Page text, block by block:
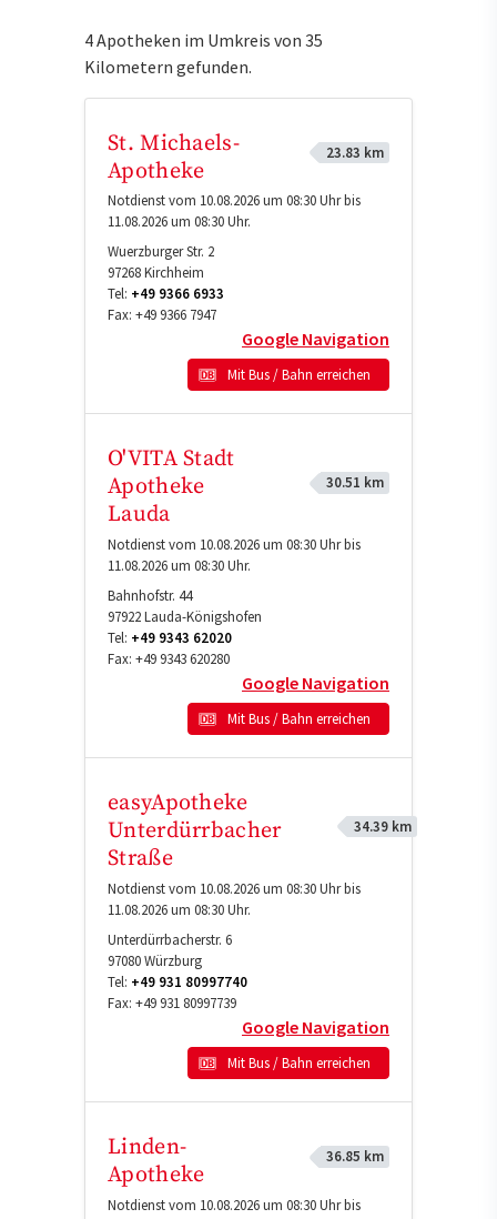
4 Apotheken im Umkreis von 35
Kilometern gefunden.
St. Michaels-
Apotheke
23.83 km
Notdienst vom 10.08.2026 um 08:30 Uhr bis
11.08.2026 um 08:30 Uhr.
Wuerzburger Str. 2
97268Kirchheim
Tel: +49 9366 6933
Fax: +49 9366 7947
Google Navigation
Mit Bus / Bahn erreichen
O'VITA Stadt
Apotheke
Lauda
30.51 km
Notdienst vom 10.08.2026 um 08:30 Uhr bis
11.08.2026 um 08:30 Uhr.
Bahnhofstr. 44
97922Lauda-Königshofen
Tel: +49 9343 62020
Fax: +49 9343 620280
Google Navigation
Mit Bus / Bahn erreichen
easyApotheke
Unterdürrbacher
Straße
34.39 km
Notdienst vom 10.08.2026 um 08:30 Uhr bis
11.08.2026 um 08:30 Uhr.
Unterdürrbacherstr. 6
97080Würzburg
Tel: +49 931 80997740
Fax: +49 931 80997739
Google Navigation
Mit Bus / Bahn erreichen
Linden-
Apotheke
36.85 km
Notdienst vom 10.08.2026 um 08:30 Uhr bis